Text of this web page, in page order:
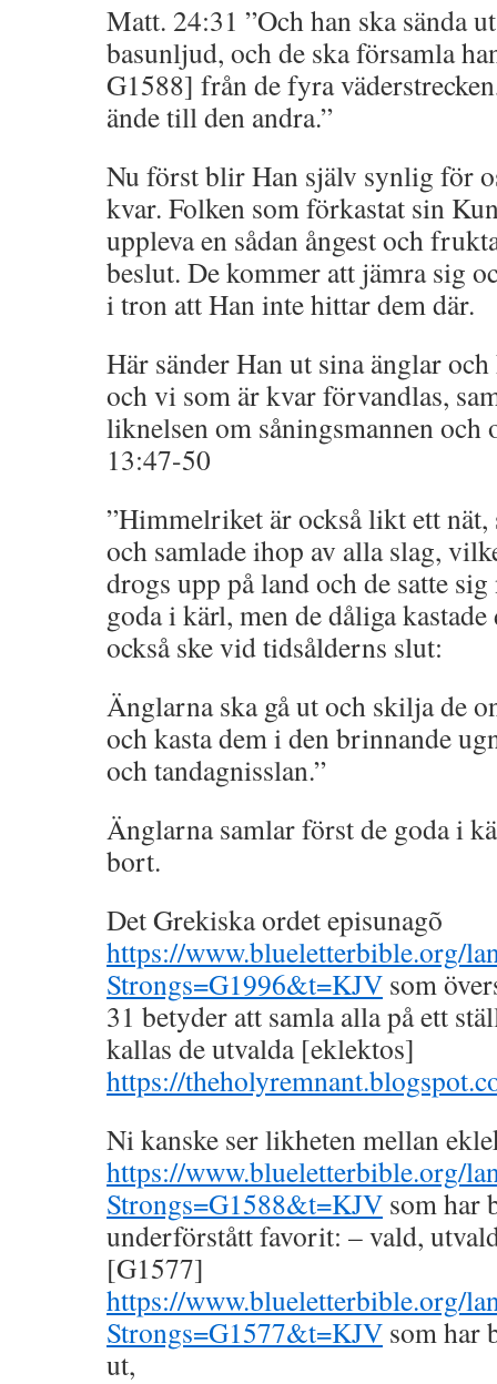
Matt. 24:31 ”Och han ska sända
basunljud, och de ska församla
G1588] från de fyra
ände till den andra.”
Nu först blir Han själv synlig för
kvar. Folken som förkastat sin
uppleva en sådan ångest och
beslut. De kommer att jämra sig
i tron att Han inte hittar dem där.
Här sänder Han ut sina änglar
och vi som är kvar förvandlas,
liknelsen om såningsmannen
13:47-50
”Himmelriket är också likt ett nät,
och samlade ihop av alla slag,
drogs upp på land och de satte
goda i kärl, men de dåliga
också ske vid tidsålderns slut:
Änglarna ska gå ut och skilja de
och kasta dem i den brinnande
och tandagnisslan.”
Änglarna samlar först de goda i
bort.
Det Grekiska ordet episunagõ
https://www.blueletterbible.org/
Strongs=G1996&t=KJV som
31 betyder att samla alla på ett
kallas de utvalda [eklektos]
https://
Ni kanske ser likheten mellan
https://www.blueletterbible.org/
Strongs=G1588&t=KJV som har
underförstått favorit: – vald,
[G1577]
https://www.blueletterbible.org/
Strongs=G1577&t=KJV som har
ut,